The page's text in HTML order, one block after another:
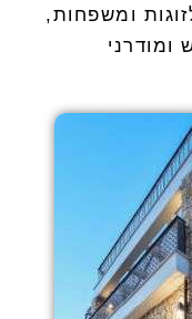
ומשפחות,
חדיש ומודרני